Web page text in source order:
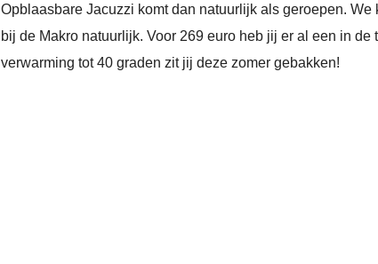
Opblaasbare Jacuzzi komt dan natuurlijk als geroepen.
bij de Makro natuurlijk. Voor 269 euro heb jij er al een in
verwarming tot 40 graden zit jij deze zomer gebakken!